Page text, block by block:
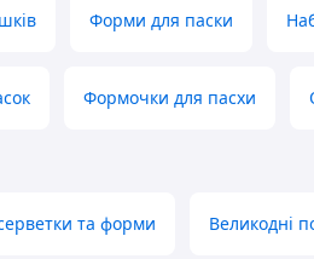
Форми для паски
Формочки для пасхи
та форми Великодні